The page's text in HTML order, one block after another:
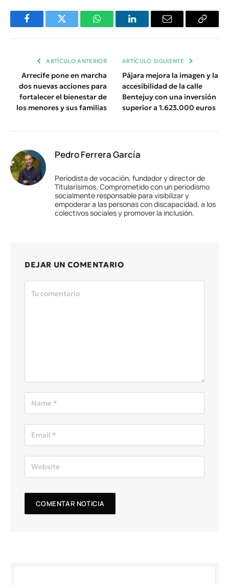
FacebookTwitter WhatsAppLinkedInEmail
Copiar
ARTÍCULO ANTERIOR
Arrecife pone en marcha
dos nuevas acciones para
fortalecer el bienestar de
los menores y sus familias
ARTÍCULO SIGUIENTE
Pájara mejora la imagen y la
accesibilidad de la calle
Bentejuy con una inversión
superior a 1.623.000 euros
Pedro Ferrera García
Periodista de vocación, fundador y director de
Titularísimos. Comprometido con un periodismo
socialmente responsable para visibilizar y
empoderar a las personas con discapacidad, a los
colectivos sociales y promover la inclusión.
DEJAR UN COMENTARIO